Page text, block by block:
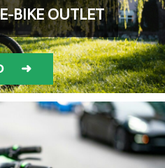
BIKE OUTLET